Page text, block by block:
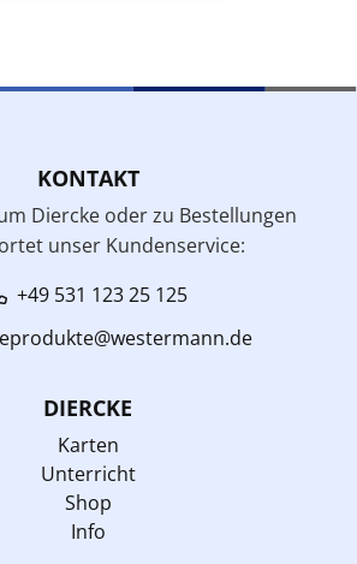
KONTAKT
Diercke oder zu Bestellungen
unser Kundenservice:
+49 531 123 25 125
DIERCKE
Karten
Unterricht
Shop
Info